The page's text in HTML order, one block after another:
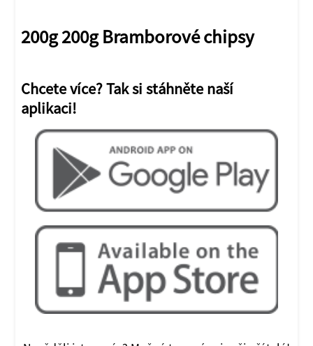
200g 200g Bramborové chipsy
Chcete více? Tak si stáhněte naší
aplikaci!